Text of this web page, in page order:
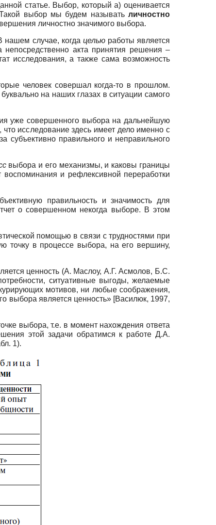
статье. Выбор, который а) оценивается
выбор мы будем называть личностно
личностно значимого выбора.
нашем случае, когда цельюработы является
непосредственно акта принятия решения –
исследования, а также сама возможность
человек совершал когда-то в прошлом.
на наших глазах в ситуации самого
уже совершенного выбора на дальнейшую
исследование здесь имеет дело именно с
субъективно правильного и неправильного
выбора и его механизмы, и каковы границы
воспоминания и рефлексивной переработки
правильность и значимость для
о совершенном некогда выборе. В этом
помощью в связи с трудностями при
точку в процессе выбора, на его вершину,
ценность (А. Маслоу, А.Г. Асмолов, Б.С.
ситуативные выгоды, желаемые
мотивов, ни любые соображения,
выбора является ценность» [Василюк, 1997,
выбора, т.е. в момент нахождения ответа
этой задачи обратимся к работе Д.А.
1).